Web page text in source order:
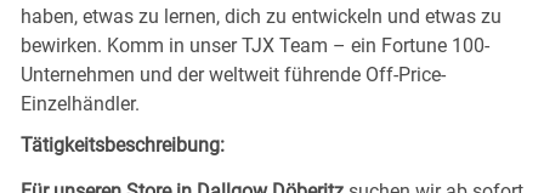
haben, etwas zu lernen, dich zu entwickeln und etwas zu
bewirken. Komm in unser TJX Team – ein Fortune 100-
Unternehmen und der weltweit führende Off-Price-
Einzelhändler.
Tätigkeitsbeschreibung: